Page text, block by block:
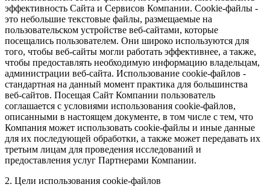
эффективность Сайта и Сервисов Компании. Сookie-файлы -
это небольшие текстовые файлы, размещаемые на
пользовательском устройстве веб-сайтами, которые
посещались пользователем. Они широко используются для
того, чтобы веб-сайты могли работать эффективнее, а также,
чтобы предоставлять необходимую информацию владельцам,
администрации веб-сайта. Использование cookie-файлов -
стандартная на данный момент практика для большинства
веб-сайтов. Посещая Сайт Компании пользователь
соглашается с условиями использования cookie-файлов,
описанными в настоящем документе, в том числе с тем, что
Компания может использовать cookie-файлы и иные данные
для их последующей обработки, а также может передавать их
третьим лицам для проведения исследований и
предоставления услуг Партнерами Компании.
2. Цели использования cookie-файлов